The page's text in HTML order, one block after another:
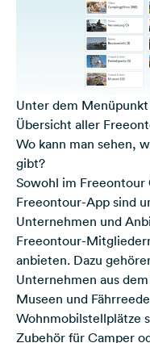
Unter dem
Übersicht aller
Wo kann man sehen,
gibt?
Sowohl im Freeontour
Freeontour-App sind
Unternehmen und
Freeontour-
anbieten. Dazu
Unternehmen aus
Museen und
Wohnmobilstellplätze
Zubehör für Camper